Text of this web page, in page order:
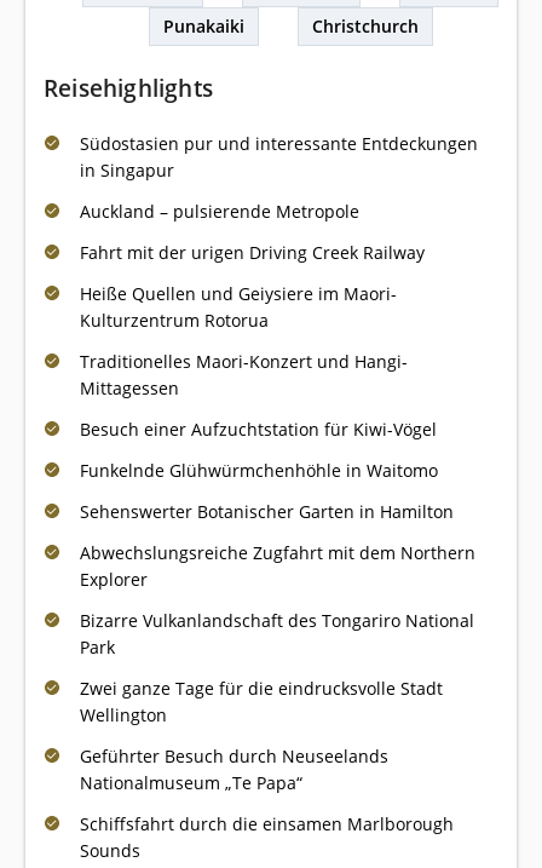
Punakaiki
Christchurch
Reisehighlights
Südostasien pur und interessante Entdeckungen
in Singapur
Auckland – pulsierende Metropole
Fahrt mit der urigen Driving Creek Railway
Heiße Quellen und Geiysiere im Maori-
Kulturzentrum Rotorua
Traditionelles Maori-Konzert und Hangi-
Mittagessen
Besuch einer Aufzuchtstation für Kiwi-Vögel
Funkelnde Glühwürmchenhöhle in Waitomo
Sehenswerter Botanischer Garten in Hamilton
Abwechslungsreiche Zugfahrt mit dem Northern
Explorer
Bizarre Vulkanlandschaft des Tongariro National
Park
Zwei ganze Tage für die eindrucksvolle Stadt
Wellington
Geführter Besuch durch Neuseelands
Nationalmuseum „Te Papa“
Schiffsfahrt durch die einsamen Marlborough
Sounds